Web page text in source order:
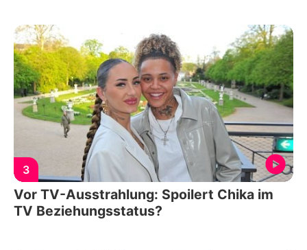
3
Vor TV-Ausstrahlung: Spoilert Chika im
TV Beziehungsstatus?